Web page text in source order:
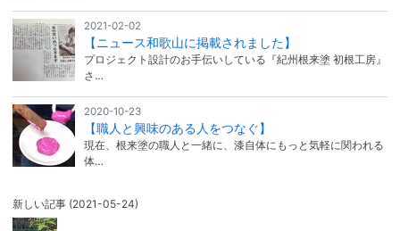
2021-02-02
【ニュース和歌山に掲載されました】
プロジェクト設計のお手伝いしている『紀州根来塗 初根工房』
さ…
2020-10-23
【職人と興味のある人をつなぐ】
現在、根来塗の職人と一緒に、漆自体にもっと気軽に関われる
体…
新しい記事 (2021-05-24)